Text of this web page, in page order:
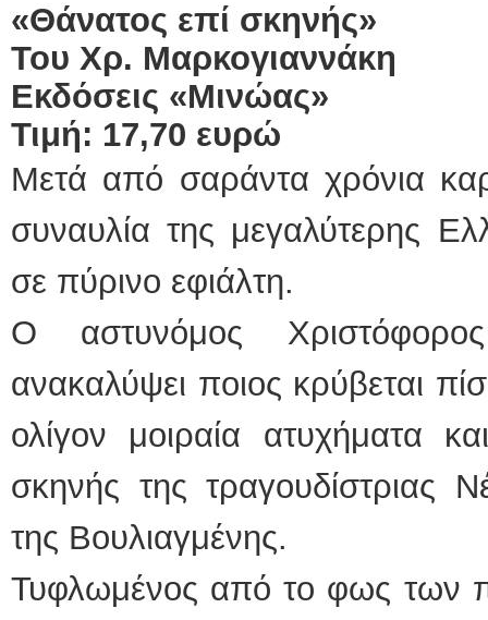
«Θάνατος επί σκηνής»
Του Χρ. Μαρκογιαννάκη
Εκδόσεις «Μινώας»
Τιμή: 17,70 ευρώ
Μετά από σαράντα χρόνια
συναυλία της μεγαλύτερης
σε πύρινο εφιάλτη.
Ο αστυνόμος
ανακαλύψει ποιος κρύβεται
ολίγον μοιραία ατυχήματα
σκηνής της τραγουδίστριας
της Βουλιαγμένης.
Τυφλωμένος από το φως των